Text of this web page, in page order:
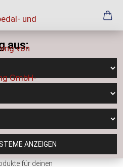
aus:
ANZEIGEN
für deinen